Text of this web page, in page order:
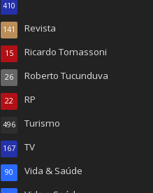
410
Revista
141
Ricardo Tomassoni
15
Roberto Tucunduva
26
RP
22
Turismo
496
TV
167
Vida & Saúde
90